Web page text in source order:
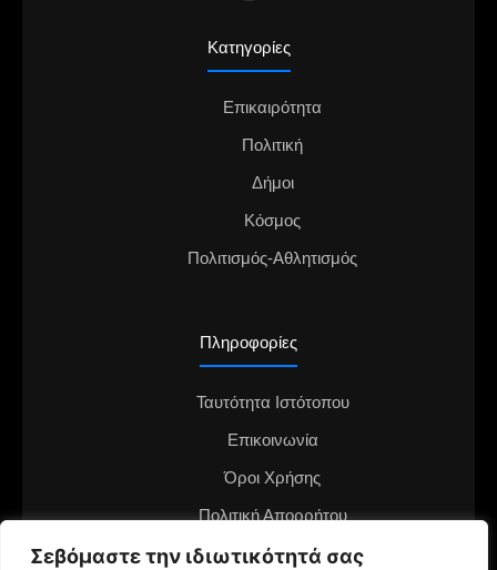
Σεβόμαστε την ιδιωτικότητά σας
Κατηγορίες
Επικαιρότητα
Πολιτική
Δήμοι
Κόσμος
Πολιτισμός-Αθλητισμός
Πληροφορίες
Ταυτότητα Ιστότοπου
Επικοινωνία
Όροι Χρήσης
Πολιτική Απορρήτου
Διαφημιστείτε στο notianea.gr